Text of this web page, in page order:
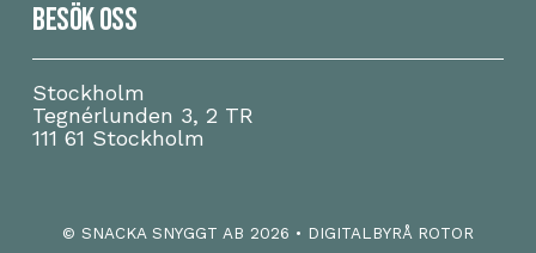
BESÖK OSS
Stockholm
Tegnérlunden 3, 2 TR
111 61 Stockholm
© SNACKA SNYGGT AB2026 • DIGITALBYRÅ ROTOR